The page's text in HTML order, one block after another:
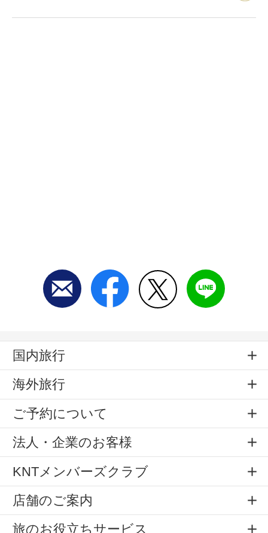
国内旅行
海外旅行
ご予約について
法人・企業のお客様
KNTメンバーズクラブ
店舗のご案内
旅のお役立ちサービス